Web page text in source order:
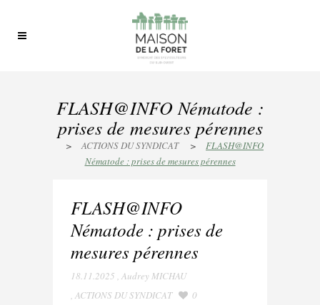
FLASH@INFO Nématode :
prises de mesures pérennes
> ACTIONS DU SYNDICAT >
FLASH@INFO
Nématode : prises de mesures pérennes
FLASH@INFO
Nématode : prises de
mesures pérennes
18.11.2025 , Audrey MICHAU
, ACTIONS DU SYNDICAT 0